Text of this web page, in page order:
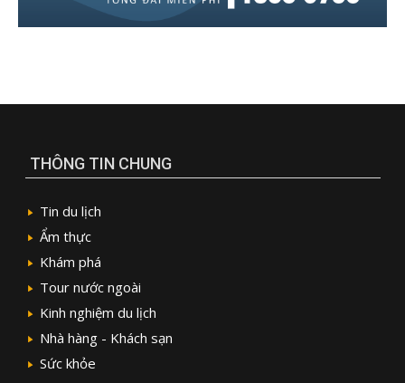
THÔNG TIN CHUNG
Tin du lịch
Ẩm thực
Khám phá
Tour nước ngoài
Kinh nghiệm du lịch
Nhà hàng - Khách sạn
Sức khỏe